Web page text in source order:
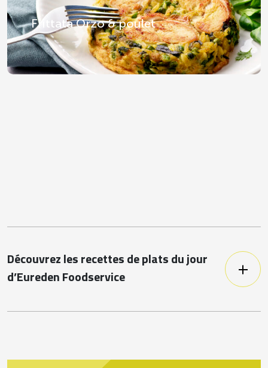
Frittata Orzo & poulet
Découvrez les recettes de plats du jour
d’Eureden Foodservice
équilibrés en restauration collective ! En